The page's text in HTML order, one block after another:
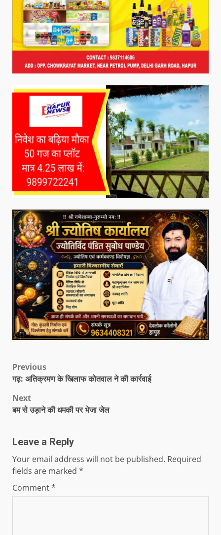
Previous
गढ़: अतिक्रमण के खिलाफ कोतवाल ने की कार्रवाई
Next
बम से उड़ाने की धमकी पर भेजा जेल
Leave a Reply
Your email address will not be published. Required
fields are marked *
Comment*